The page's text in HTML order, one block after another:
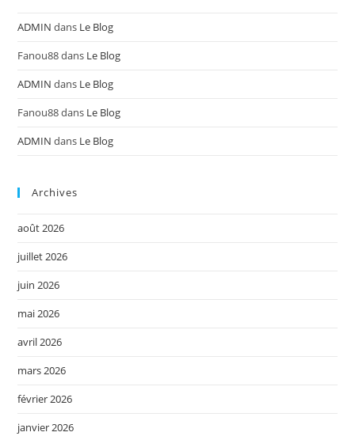
ADMIN dans Le Blog
Fanou88dans Le Blog
ADMIN dans Le Blog
Fanou88dans Le Blog
ADMIN dans Le Blog
Archives
août 2026
juillet 2026
juin 2026
mai 2026
avril 2026
mars 2026
février 2026
janvier 2026